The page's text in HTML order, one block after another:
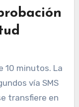
10 minutos. La
vía SMS
transfiere en